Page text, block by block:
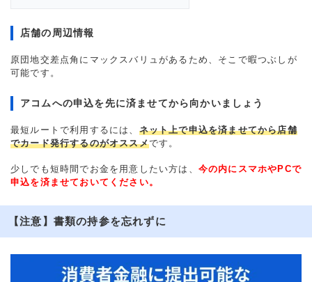
店舗の周辺情報
原団地交差点角にマックスバリュがあるため、そこで暇つぶしが
可能です。
アコムへの申込を先に済ませてから向かいましょう
最短ルートで利用するには、 ネット上で申込を済ませてから店舗
でカード発行するのがオススメです。
少しでも短時間でお金を用意したい方は、 今の内にスマホやPCで
申込を済ませておいてください。
【注意】書類の持参を忘れずに